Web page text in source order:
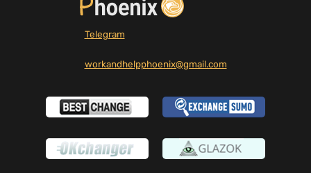
Telegram
workandhelpphoenix@gmail.com